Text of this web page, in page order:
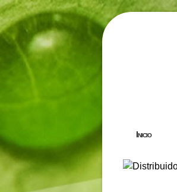
Inicio